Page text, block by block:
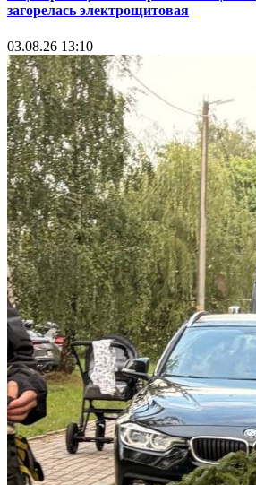
загорелась электрощитовая
03.08.26 13:10